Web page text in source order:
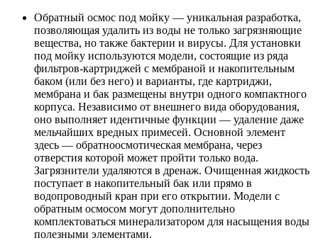
Обратный осмос под мойку — уникальная разработка,
позволяющая удалить из воды не только загрязняющие
вещества, но также бактерии и вирусы. Для установки
под мойку используются модели, состоящие из ряда
фильтров-картриджей с мембраной и накопительным
баком (или без него) и варианты, где картриджи,
мембрана и бак размещены внутри одного компактного
корпуса. Независимо от внешнего вида оборудования,
оно выполняет идентичные функции — удаление даже
мельчайших вредных примесей. Основной элемент
здесь — обратноосмотическая мембрана, через
отверстия которой может пройти только вода.
Загрязнители удаляются в дренаж. Очищенная жидкость
поступает в накопительный бак или прямо в
водопроводный кран при его открытии. Модели с
обратным осмосом могут дополнительно
комплектоваться минерализатором для насыщения воды
полезными элементами.